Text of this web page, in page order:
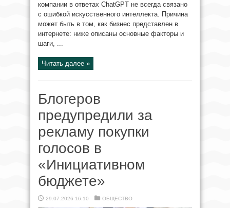
компании в ответах ChatGPT не всегда связано
с ошибкой искусственного интеллекта. Причина
может быть в том, как бизнес представлен в
интернете: ниже описаны основные факторы и
шаги, ...
Читать далее »
Блогеров
предупредили за
рекламу покупки
голосов в
«Инициативном
бюджете»
29.07.2026 16:10 ОБЩЕСТВО